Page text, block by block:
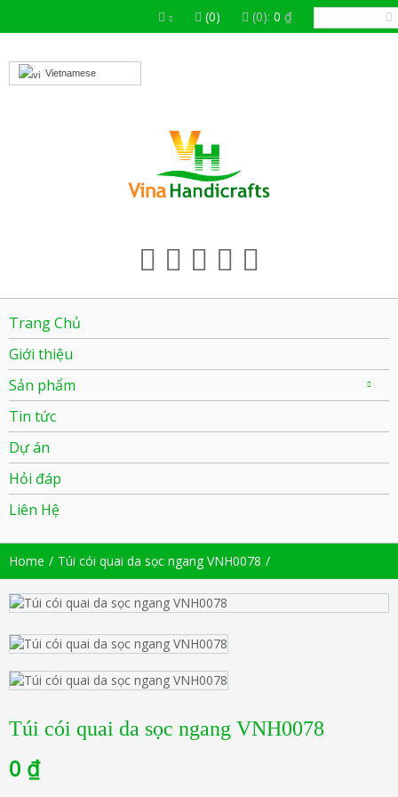
(0) (0): 0 ₫
Vietnamese
Trang Chủ
Giới thiệu
Sản phẩm
Tin tức
Dự án
Hỏi đáp
Liên Hệ
Home Túi cói quai da sọc ngang VNH0078
Túi cói quai da sọc ngang VNH0078
0 ₫